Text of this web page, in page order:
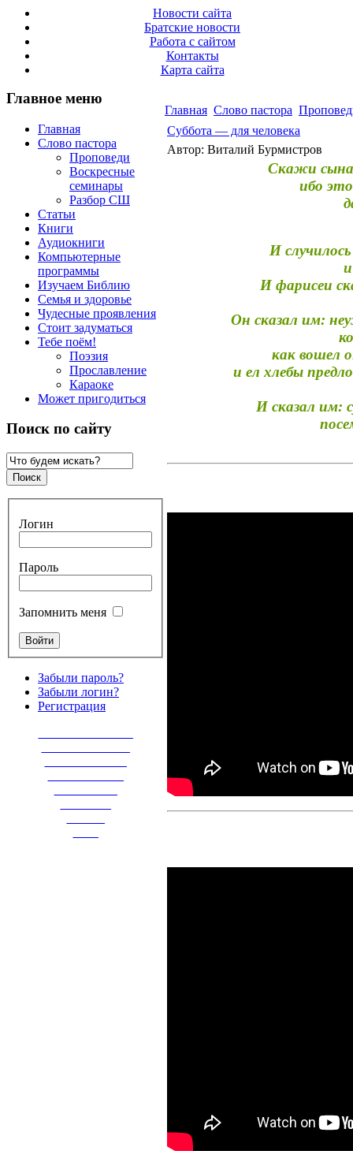
Новости сайта
Братские новости
Работа с сайтом
Контакты
Карта сайта
Главное меню
Главная
Слово пастора
Проповеди
Воскресные
семинары
Разбор СШ
Статьи
Книги
Аудиокниги
Компьютерные
программы
Изучаем Библию
Семья и здоровье
Чудесные проявления
Стоит задуматься
Тебе поём!
Поэзия
Прославление
Караоке
Может пригодиться
Поиск по сайту
Логин
Пароль
Запомнить меня
Забыли пароль?
Забыли логин?
Регистрация
Главная Слово пастора
Суббота — для человека
Автор: Виталий Бурмистров
Скажи
ибо
И
И фарисеи
Он сказал им:
как вошел
и ел хлебы
И сказал им: